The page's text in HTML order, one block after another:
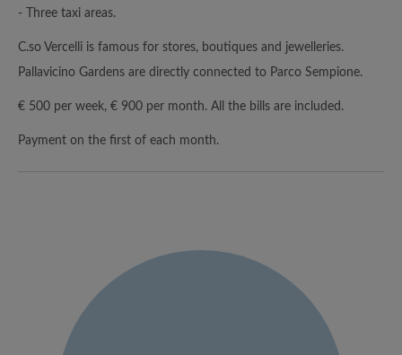
- Three taxi areas.
C.so Vercelli is famous for stores, boutiques and jewelleries.
Pallavicino Gardens are directly connected to Parco Sempione.
€ 500 per week, € 900 per month. All the bills are included.
Payment on the first of each month.